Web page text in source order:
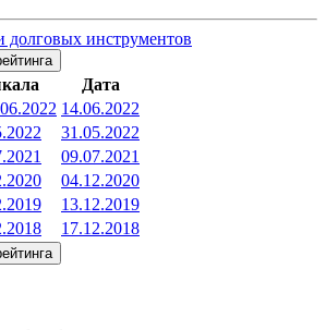
долговых инструментов
Дата
14.06.2022
31.05.2022
09.07.2021
04.12.2020
13.12.2019
17.12.2018